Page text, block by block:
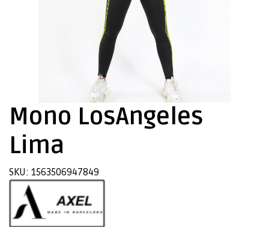
Mono LosAngeles
Lima
SKU: 1563506947849